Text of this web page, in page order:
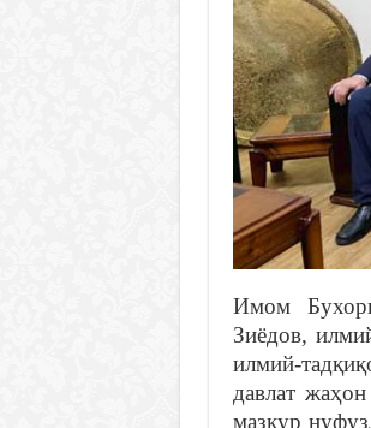
Имом
Зиёдов,
илмий-
давлат
мазкур